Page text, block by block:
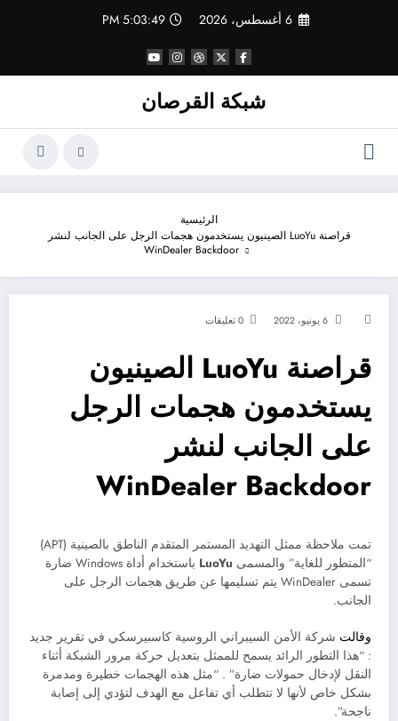
6 أغسطس، 2026 5:03:49 PM
شبكة القرصان
الرئيسية
قراصنة LuoYu الصينيون يستخدمون هجمات الرجل على الجانب لنشر
WinDealer Backdoor
6 يونيو، 2022 0 تعليقات
قراصنة LuoYu الصينيون
يستخدمون هجمات الرجل
على الجانب لنشر
WinDealer Backdoor
تمت ملاحظة ممثل التهديد المستمر المتقدم الناطق بالصينية (APT)
“المتطور للغاية” والمسمى LuoYu
باستخدام أداة Windows ضارة
تسمى WinDealer يتم تسليمها عن طريق هجمات الرجل على
الجانب.
وقالت شركة الأمن السيبراني الروسية كاسبيرسكي في تقرير جديد
: “هذا التطور الرائد يسمح للممثل بتعديل حركة مرور الشبكة أثناء
النقل لإدخال حمولات ضارة” . “مثل هذه الهجمات خطيرة ومدمرة
بشكل خاص لأنها لا تتطلب أي تفاعل مع الهدف لتؤدي إلى إصابة
ناجحة”.